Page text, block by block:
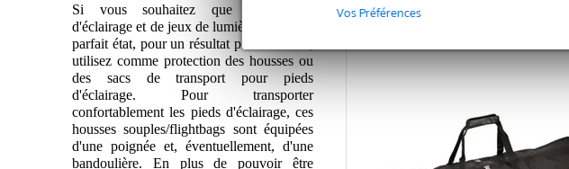
Vos Préférences
Si vous souhaitez que vos pieds
d'éclairage et de jeux de lumière restent en
parfait état, pour un résultat professionnel,
utilisez comme protection des housses ou
des sacs de transport pour pieds
d'éclairage. Pour transporter
confortablement les pieds d'éclairage, ces
housses souples/flightbags sont équipées
d'une poignée et, éventuellement, d'une
bandoulière. En plus de pouvoir être